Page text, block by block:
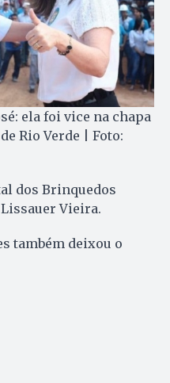
ela foi vice na chapa
Rio Verde | Foto:
dos Brinquedos
Lissauer Vieira.
também deixou o